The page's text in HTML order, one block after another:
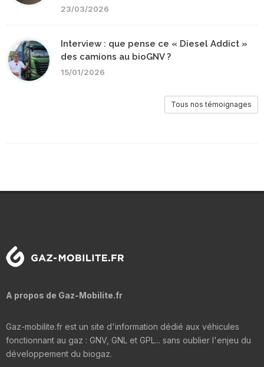
23/03/2026
Interview : que pense ce « Diesel Addict »
des camions au bioGNV ?
15/01/2026
Tous nos témoignages
A propos de Gaz-Mobilite.fr
Gaz-mobilite.fr est un site d'information dédié aux véhicules
fonctionnant au gaz : GNV, GNL et GPL... sans oublier l'enjeu du
développement du biogaz.